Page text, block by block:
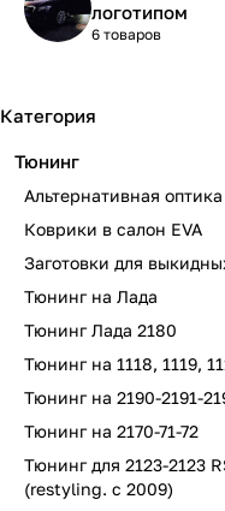
логотипом
6 товаров
Категория
Тюнинг
Альтернативная оптика
Коврики в салон EVA
Заготовки для
Тюнинг на Лада
Тюнинг Лада 2180
Тюнинг на 1118,
Тюнинг на 2190-2191-
Тюнинг на 2170-71-72
Тюнинг для 2123-2123 RS
(restyling. с 2009)